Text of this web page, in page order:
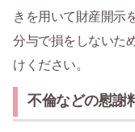
きを用いて財産開示
分与で損をしないた
けください。
不倫などの慰謝